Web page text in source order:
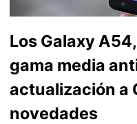
Los Galaxy
gama media
actualización a
novedades